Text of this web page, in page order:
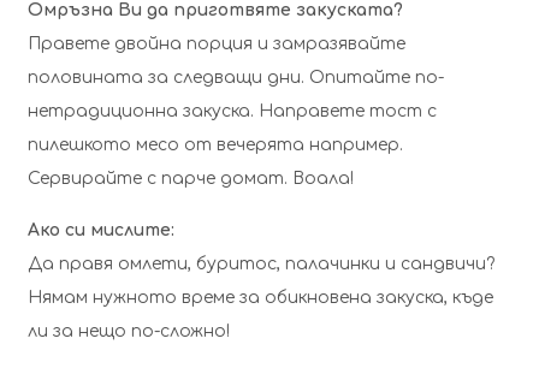
Омръзна Ви да приготвяте закуската?
Правете двойна порция и замразявайте
половината за следващи дни. Опитайте по-
нетрадиционна закуска. Направете тост с
пилешкото месо от вечерята например.
Сервирайте с парче домат. Воала!
Ако си мислите:
Да правя омлети, буритос, палачинки и сандвичи?
Нямам нужното време за обикновена закуска, къде
ли за нещо по-сложно!